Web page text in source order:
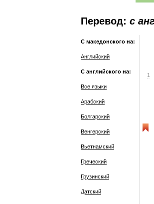
Перевод: с
С македонского на:
Английский
С английского на:
Все языки
Арабский
Болгарский
Венгерский
Вьетнамский
Греческий
Грузинский
Датский
1